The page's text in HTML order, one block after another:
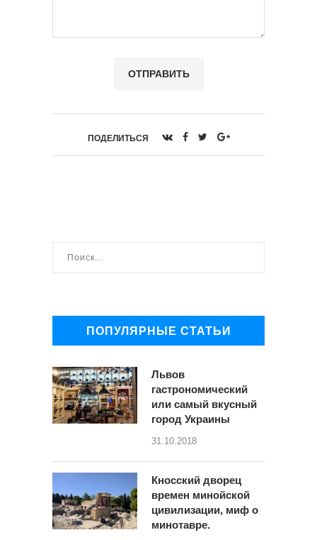
ПОДЕЛИТЬСЯ
ПОПУЛЯРНЫЕ СТАТЬИ
Львов
гастрономический
или самый вкусный
город Украины
31.10.2018
Кносский дворец
времен минойской
цивилизации, миф о
минотавре.